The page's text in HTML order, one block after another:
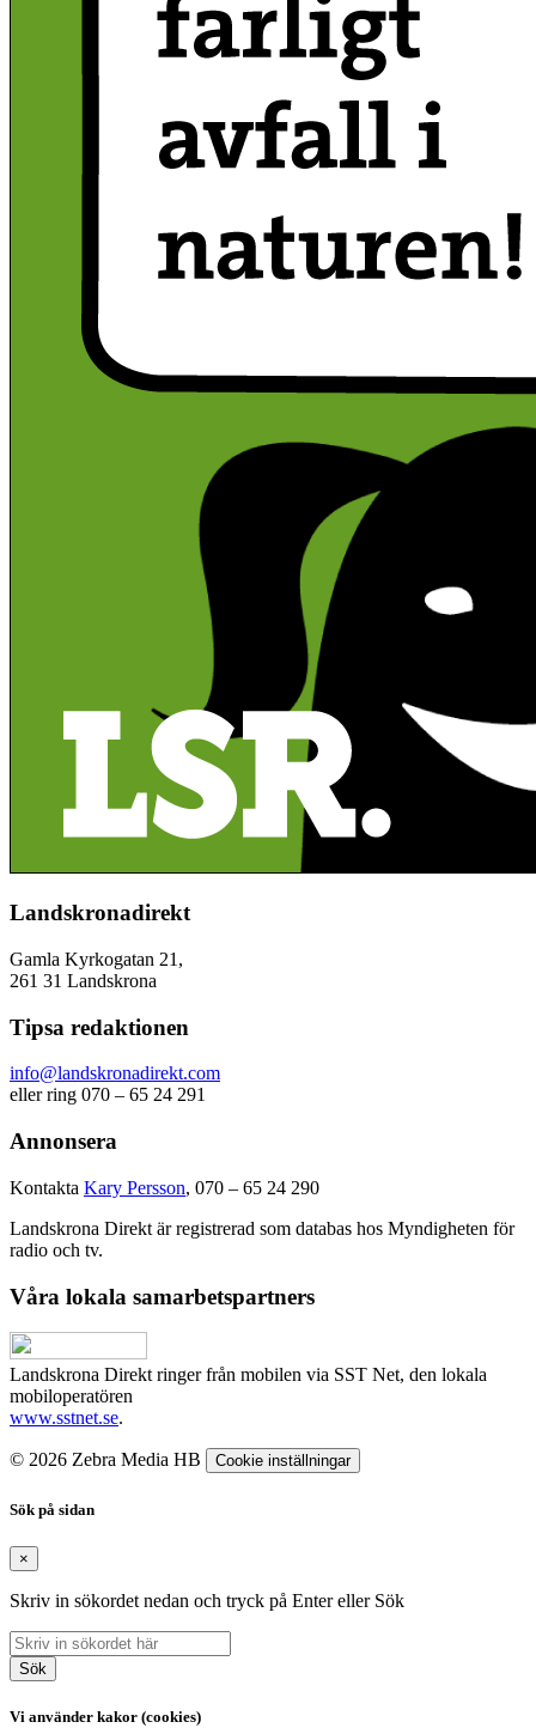
Landskronadirekt
Gamla Kyrkogatan 21,
261 31 Landskrona
Tipsa redaktionen
info@landskronadirekt.com
eller ring 070 – 65 24 291
Annonsera
Kontakta Kary Persson, 070 – 65 24 290
Landskrona Direkt är registrerad som databas hos Myndigheten för
radio och tv.
Våra lokala samarbetspartners
Landskrona Direkt ringer från mobilen via SST Net, den lokala
mobiloperatören
www.sstnet.se.
© 2026 Zebra Media HB Cookie inställningar
Sök på sidan
×
Skriv in sökordet nedan och tryck på Enter eller Sök
Sök
Vi använder kakor (cookies)